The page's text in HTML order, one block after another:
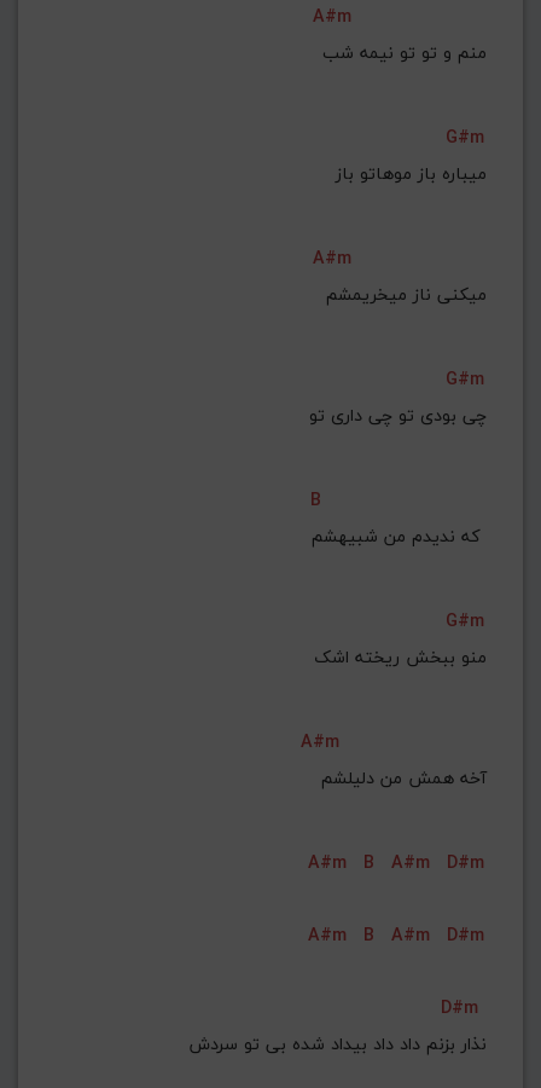
A#m
منم و تو تو نیمه شب
G#m
A#m
میکنی ناز میخریمشم
G#m
B
G#m
A#m
آخه همش من دلیلشم
A#m B A#m D#m
A#m B A#m D#m
D#m
نذار بزنم داد داد بیداد شده بی تو سردش